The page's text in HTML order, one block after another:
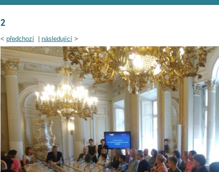
2
< předchozí| následující>